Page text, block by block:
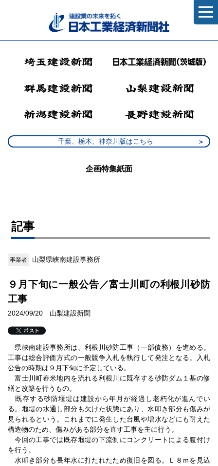
千葉、栃木、神奈川版はこちら
企画特集紙面
記事
事業者 山梨県峡南建設事務所
９月下旬に一般公告／富士川町の利根川砂防
工事
2024/09/20 山梨建設新聞
県峡南建設事務所は、利根川砂防工事（一部債務）を進める。
工事は総合評価方式の一般競争入札を執行して発注となる。入札
公告の時期は９月下旬に予定している。
富士川町舂米地内を流れる利根川に既存する砂防ダム１基の修
繕と改築を行うもの。
既存する砂防堰堤は建設から年月が経過し老朽化が進んでい
る。堰堤の水通し部分も欠けた状態にあり、水叩き部分も傷みが
見られるという。これまでに発生した台風や増水などにも耐えた
構造物のため、傷みがある部分を直す工事を主に行う。
今回の工事では既存堰堤の下流側にコンクリートによる腹付け
を行う。
水叩き部分も長年水に打たれたため復旧を図る。Ｌ８ｍを見込